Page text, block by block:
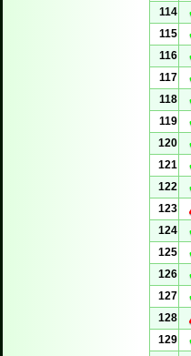
114
115
116
117
118
119
120
121
122
123
124
125
126
127
128
129